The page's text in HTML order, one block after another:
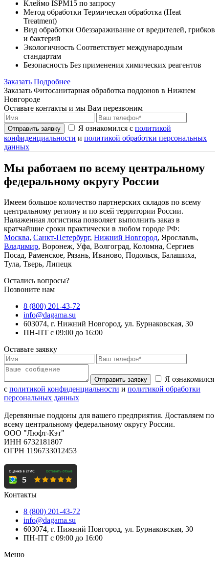
Клеймо ISPM15 по запросу
Метод обработки Термическая обработка (Heat
Treatment)
Вид обработки Обеззараживание от вредителей, грибков
и бактерий
Экологичность Соответствует международным
стандартам
Безопасность Без применения химических реагентов
Заказать Подробнее
Заказать Фитосанитарная обработка поддонов в Нижнем
Новгороде
Оставьте контакты и мы Вам перезвоним
Отправить заявку Я ознакомился с политикой
конфиденциальности и политикой обработки персональных
данных
Мы работаем по всему центральному
федеральному округу России
Имеем большое количество партнерских складов по всему
центральному региону и по всей территории России.
Налаженная логистика позволяет выполнить заказ в
кратчайшие сроки практически в любом городе РФ:
Москва, Санкт-Петербург, Нижний Новгород, Ярославль,
Владимир, Воронеж, Уфа, Волгоград, Коломна, Сергиев
Посад, Раменское, Рязань, Иваново, Подольск, Балашиха,
Тула, Тверь, Липецк
Остались вопросы?
Позвоните нам
8 (800) 201-43-72
info@dagama.su
603074, г. Нижний Новгород, ул. Бурнаковская, 30
ПН-ПТ с 09:00 до 16:00
Оставьте заявку
Отправить заявку
Я ознакомился
с политикой конфиденциальности и политикой обработки
персональных данных
Деревянные поддоны для вашего предприятия. Доставляем по
всему центральному федеральному округу России.
ООО "Люфт-Кэт"
ИНН 6732181807
ОГРН 1196733012453
Контакты
8 (800) 201-43-72
info@dagama.su
603074, г. Нижний Новгород, ул. Бурнаковская, 30
ПН-ПТ с 09:00 до 16:00
Меню